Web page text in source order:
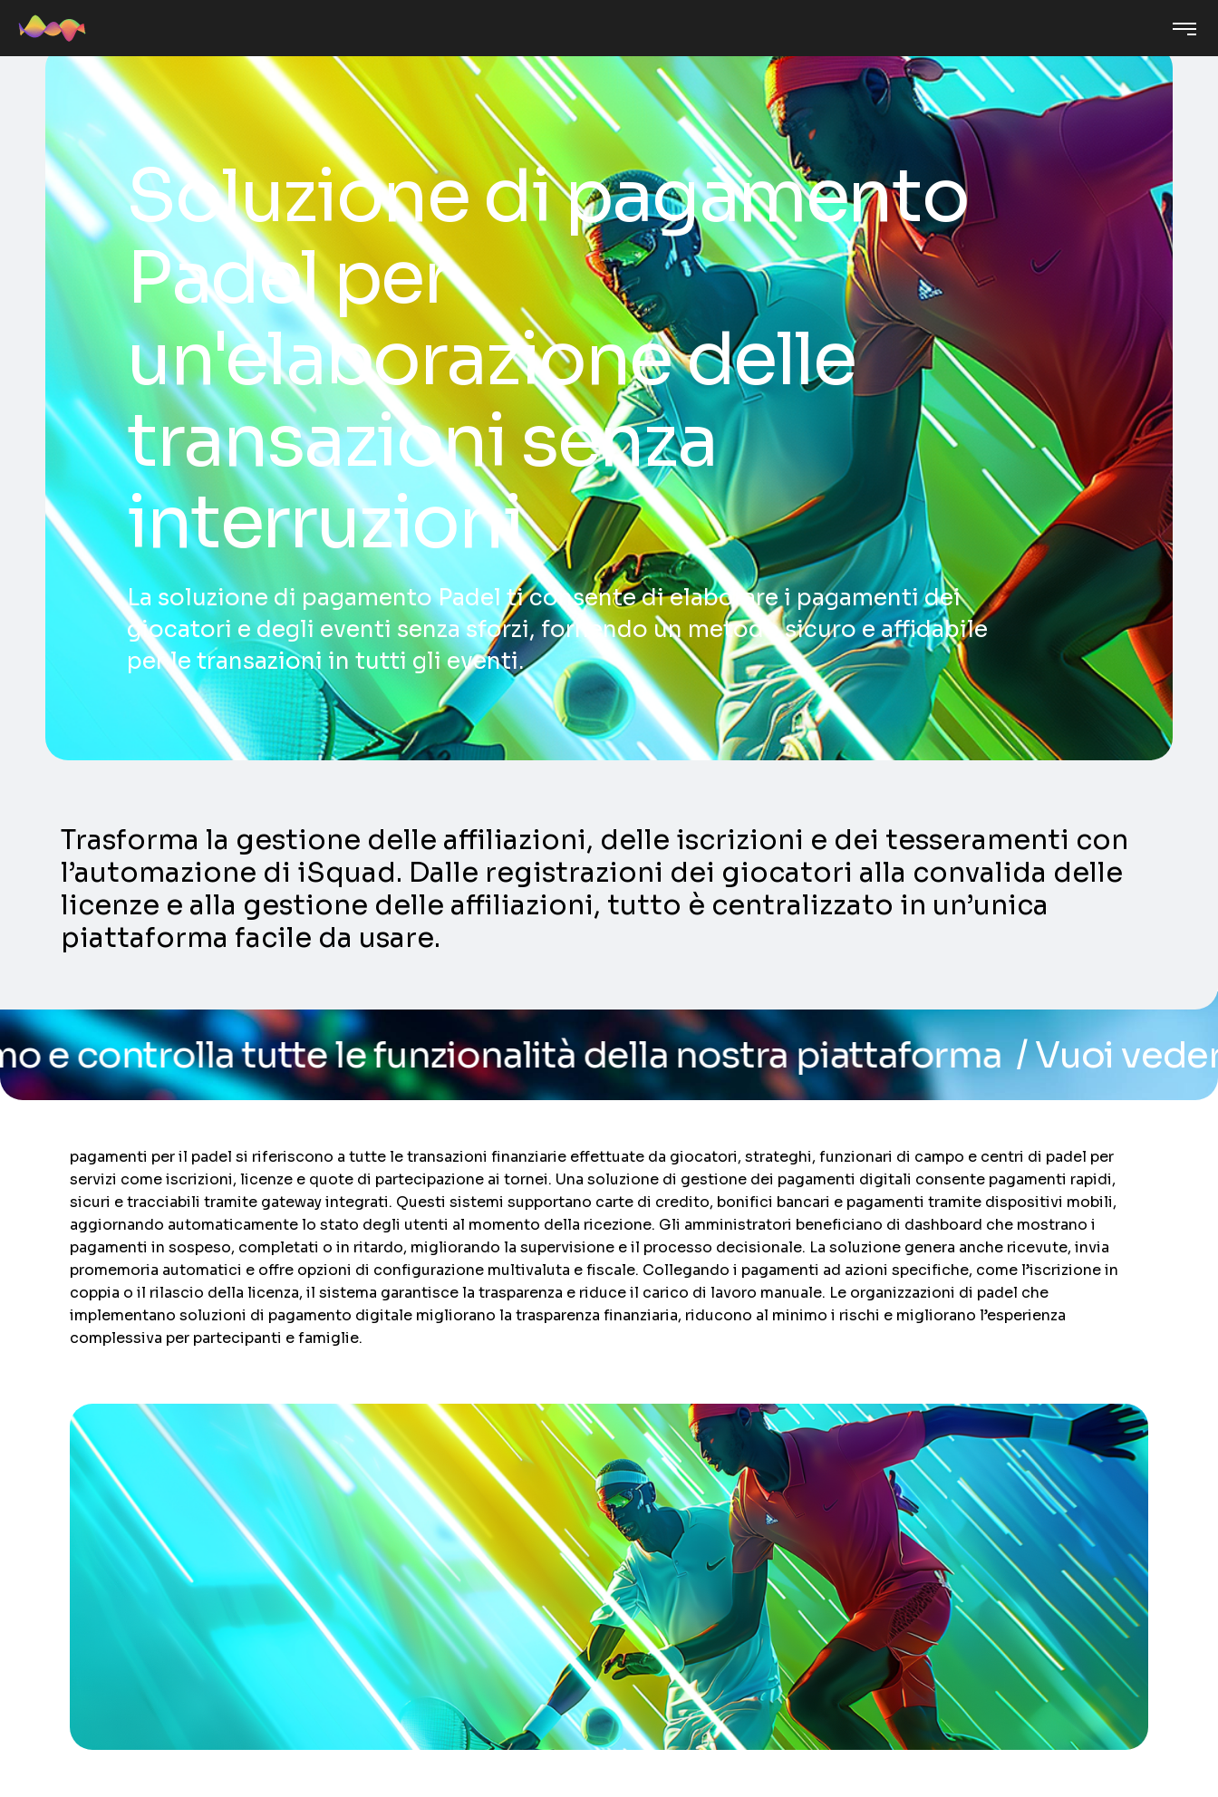
Soluzione di pagamento
Padel per
un'elaborazione delle
transazioni senza
interruzioni
La soluzione di pagamento Padel ti consente di elaborare i pagamenti dei
giocatori e degli eventi senza sforzi, fornendo un metodo sicuro e affidabile
per le transazioni in tutti gli eventi.
Trasforma la gestione delle affiliazioni, delle iscrizioni e dei tesseramenti con
l’automazione di iSquad. Dalle registrazioni dei giocatori alla convalida delle
licenze e alla gestione delle affiliazioni, tutto è centralizzato in un’unica
piattaforma facile da usare.
tutte le funzionalità della nostra piattaforma/ Vuoi vedere il
pagamenti per il padel si riferiscono a tutte le transazioni finanziarie effettuate da giocatori, strateghi, funzionari di campo e centri di padel per
servizi come iscrizioni, licenze e quote di partecipazione ai tornei. Una soluzione di gestione dei pagamenti digitali consente pagamenti rapidi,
sicuri e tracciabili tramite gateway integrati. Questi sistemi supportano carte di credito, bonifici bancari e pagamenti tramite dispositivi mobili,
aggiornando automaticamente lo stato degli utenti al momento della ricezione. Gli amministratori beneficiano di dashboard che mostrano i
pagamenti in sospeso, completati o in ritardo, migliorando la supervisione e il processo decisionale. La soluzione genera anche ricevute, invia
promemoria automatici e offre opzioni di configurazione multivaluta e fiscale. Collegando i pagamenti ad azioni specifiche, come l’iscrizione in
coppia o il rilascio della licenza, il sistema garantisce la trasparenza e riduce il carico di lavoro manuale. Le organizzazioni di padel che
implementano soluzioni di pagamento digitale migliorano la trasparenza finanziaria, riducono al minimo i rischi e migliorano l’esperienza
complessiva per partecipanti e famiglie.